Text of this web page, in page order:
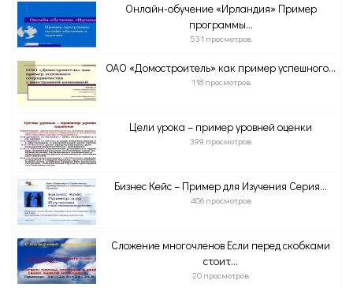
Онлайн-обучение «Ирландия» Пример
программы...
531 просмотров
ОАО «Домостроитель» как пример успешного...
118 просмотров
Цели урока – пример уровней оценки
399 просмотров
Бизнес Кейс – Пример для Изучения Серия...
406 просмотров
Сложение многочленов Если перед скобками
стоит...
20 просмотров